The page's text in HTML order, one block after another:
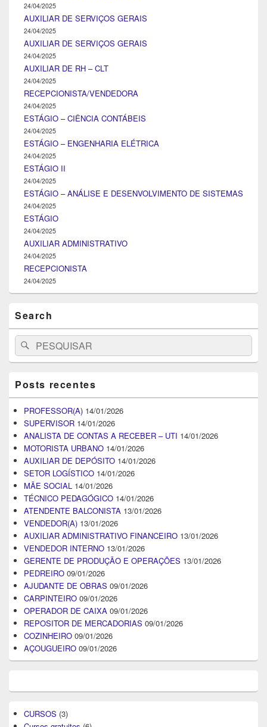
24/04/2025
AUXILIAR DE SERVIÇOS GERAIS
24/04/2025
AUXILIAR DE SERVIÇOS GERAIS
24/04/2025
AUXILIAR DE RH – CLT
24/04/2025
RECEPCIONISTA/VENDEDORA
24/04/2025
ESTÁGIO – CIÊNCIA CONTÁBEIS
24/04/2025
ESTÁGIO – ENGENHARIA ELÉTRICA
24/04/2025
ESTÁGIO II
24/04/2025
ESTÁGIO – ANÁLISE E DESENVOLVIMENTO DE SISTEMAS
24/04/2025
ESTÁGIO
24/04/2025
AUXILIAR ADMINISTRATIVO
24/04/2025
RECEPCIONISTA
24/04/2025
Search
Search
for:
Pesquisar
Posts recentes
PROFESSOR(A) 14/01/2026
SUPERVISOR 14/01/2026
ANALISTA DE CONTAS A RECEBER – UTI 14/01/2026
MOTORISTA URBANO 14/01/2026
AUXILIAR DE DEPÓSITO 14/01/2026
SETOR LOGÍSTICO 14/01/2026
MÃE SOCIAL 14/01/2026
TÉCNICO PEDAGÓGICO 14/01/2026
ATENDENTE BALCONISTA 13/01/2026
VENDEDOR(A) 13/01/2026
AUXILIAR ADMINISTRATIVO FINANCEIRO 13/01/2026
VENDEDOR INTERNO 13/01/2026
GERENTE DE PRODUÇÃO E OPERAÇÕES 13/01/2026
PEDREIRO 09/01/2026
AJUDANTE DE OBRAS 09/01/2026
CARPINTEIRO 09/01/2026
OPERADOR DE CAIXA 09/01/2026
REPOSITOR DE MERCADORIAS 09/01/2026
COZINHEIRO 09/01/2026
AÇOUGUEIRO 09/01/2026
CURSOS (3)